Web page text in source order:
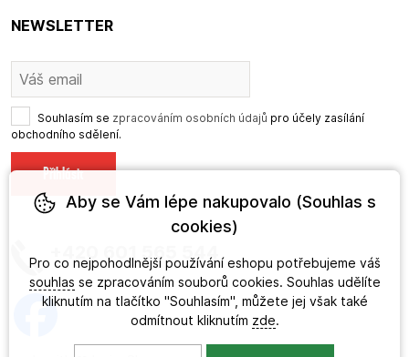
NEWSLETTER
Souhlasím se zpracováním osobních údajů pro účely zasílání
obchodního sdělení.
+420 601 565 544
Aby se Vám lépe nakupovalo (Souhlas s
cookies)
Pro co nejpohodlnější používání eshopu potřebujeme váš
souhlas se zpracováním souborů cookies. Souhlas udělíte
kliknutím na tlačítko "Souhlasím", můžete jej však také
odmítnout kliknutím zde.